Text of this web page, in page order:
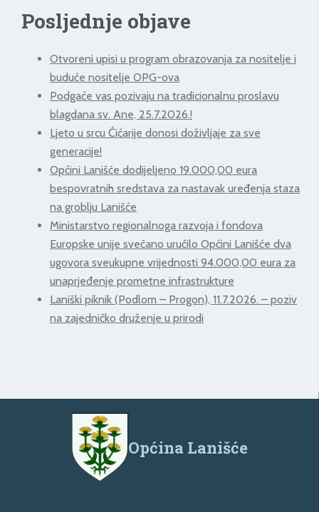
Posljednje objave
Otvoreni upisi u program obrazovanja za nositelje i
buduće nositelje OPG-ova
Podgaće vas pozivaju na tradicionalnu proslavu
blagdana sv. Ane, 25.7.2026.!
Ljeto u srcu Ćićarije donosi doživljaje za sve
generacije!
Općini Lanišće dodijeljeno 19.000,00 eura
bespovratnih sredstava za nastavak uređenja staza
na groblju Lanišće
Ministarstvo regionalnoga razvoja i fondova
Europske unije svečano uručilo Općini Lanišće dva
ugovora sveukupne vrijednosti 94.000,00 eura za
unaprjeđenje prometne infrastrukture
Laniški piknik (Podlom – Progon), 11.7.2026. – poziv
na zajedničko druženje u prirodi
Općina Lanišće